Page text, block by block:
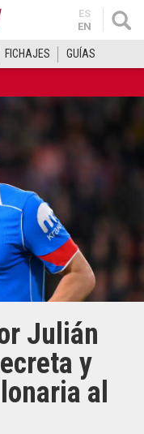
ES
EN
FICHAJES GUÍAS
Julián
y
al